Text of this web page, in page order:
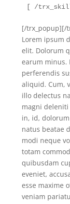
[ /
[/trx_popup][/
Lorem ipsum
elit. Dolorum
earum minus.
perferendis
aliquid. Cum,
illo delectus
magni
in, id,
natus beatae
modi neque
totam
quibusdam
eveniet,
esse maxime
veniam